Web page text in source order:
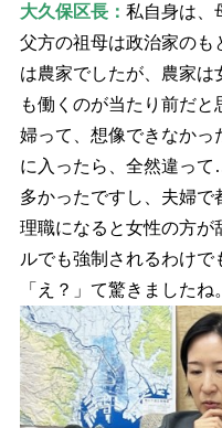
大久保区長： 私自身は、
父方の祖母は政治家のも
は農家でしたが、農家
も働くのが当たり前だ
婦って、想像できなかっ
に入ったら、全然違っ
多かったですし、夫婦で
理職になると女性の方が
ルでも強制されるわけで
「え？」て驚きましたね。